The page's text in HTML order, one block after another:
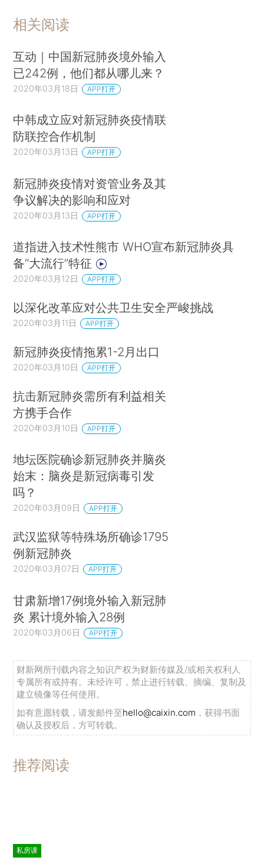
相关阅读
互动｜中国新冠肺炎境外输入
已242例，他们都从哪儿来？
2020年03月18日 APP打开
中韩成立应对新冠肺炎疫情联
防联控合作机制
2020年03月13日 APP打开
新冠肺炎疫情对资管业务及其
争议解决的影响和应对
2020年03月13日 APP打开
道指进入技术性熊市 WHO宣布新冠肺炎具
备“大流行”特征
2020年03月12日 APP打开
以深化改革应对公共卫生安全严峻挑战
2020年03月11日 APP打开
新冠肺炎疫情拖累1-2月出口
2020年03月10日 APP打开
抗击新冠肺炎需所有利益相关
方携手合作
2020年03月10日 APP打开
地坛医院确诊新冠肺炎并脑炎
始末：脑炎是新冠病毒引发
吗？
2020年03月09日 APP打开
武汉监狱等特殊场所确诊1795
例新冠肺炎
2020年03月07日 APP打开
甘肃新增17例境外输入新冠肺
炎 累计境外输入28例
2020年03月06日 APP打开
财新网所刊载内容之知识产权为财新传媒及/或相关权利人
专属所有或持有。未经许可，禁止进行转载、摘编、复制及
建立镜像等任何使用。
如有意愿转载，请发邮件至hello@caixin.com ，获得书面
确认及授权后，方可转载。
推荐阅读
私房课